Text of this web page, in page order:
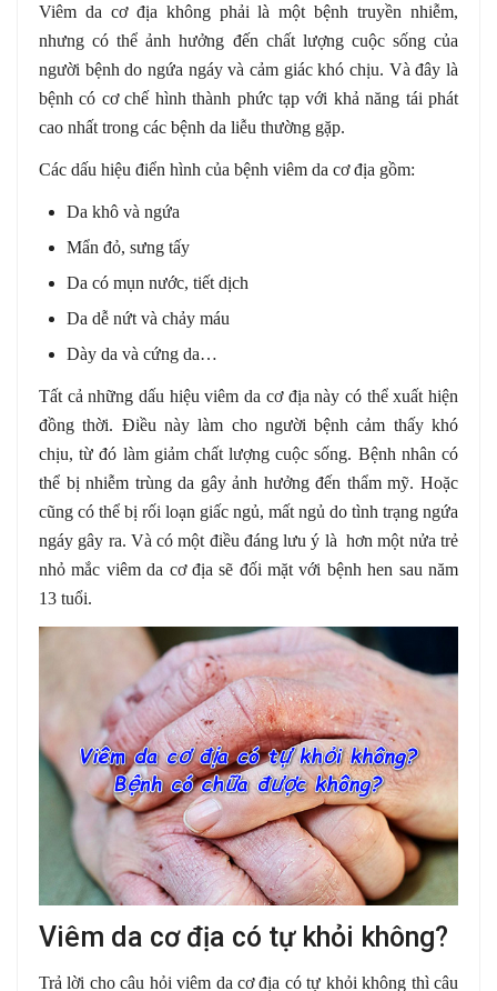
Viêm da cơ địa không phải là một bệnh truyền nhiễm,
nhưng có thể ảnh hưởng đến chất lượng cuộc sống của
người bệnh do ngứa ngáy và cảm giác khó chịu. Và đây là
bệnh có cơ chế hình thành phức tạp với khả năng tái phát
cao nhất trong các bệnh da liễu thường gặp.
Các dấu hiệu điển hình của bệnh viêm da cơ địa gồm:
Da khô và ngứa
Mẩn đỏ, sưng tấy
Da có mụn nước, tiết dịch
Da dễ nứt và chảy máu
Dày da và cứng da…
Tất cả những dấu hiệu viêm da cơ địa này có thể xuất hiện
đồng thời. Điều này làm cho người bệnh cảm thấy khó
chịu, từ đó làm giảm chất lượng cuộc sống. Bệnh nhân có
thể bị nhiễm trùng da gây ảnh hưởng đến thẩm mỹ. Hoặc
cũng có thể bị rối loạn giấc ngủ, mất ngủ do tình trạng ngứa
ngáy gây ra. Và có một điều đáng lưu ý là hơn một nửa trẻ
nhỏ mắc viêm da cơ địa sẽ đối mặt với bệnh hen sau năm
13 tuổi.
Viêm da cơ địa có tự khỏi không?
Trả lời cho câu hỏi viêm da cơ địa có tự khỏi không thì câu